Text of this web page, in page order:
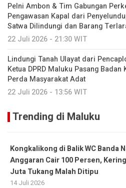
Pelni Ambon & Tim Gabungan
Pengawasan Kapal dari
Satwa Dilindungi dan Barang
22 Juli 2026 - 21:30 WIT
Lindungi Tanah Ulayat dari
Ketua DPRD Maluku Pasang Badan
Perda Masyarakat Adat
22 Juli 2026 - 13:56 WIT
Trending di Maluku
Kongkalikong di Balik WC Banda
Anggaran Cair 100 Persen,
Juta Tukang Malah Ditipu
14 Juli 2026